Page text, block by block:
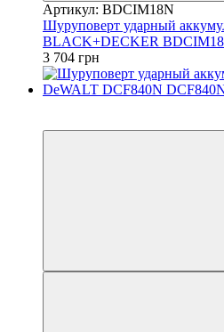
Артикул: BDCIM18N
Шуруповерт ударный
BLACK+DECKER
3 704 грн